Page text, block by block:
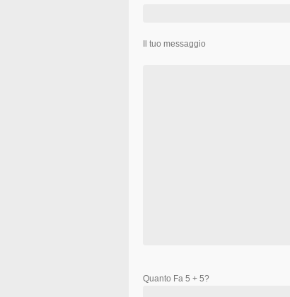
Il tuo messaggio
Quanto Fa 5 + 5?